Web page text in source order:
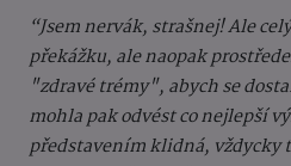
“Jsem nervák, strašnej! Ale
překážku, ale naopak
"zdravé trémy", abych se
mohla pak odvést co nejlepší
představením klidná, vždycky